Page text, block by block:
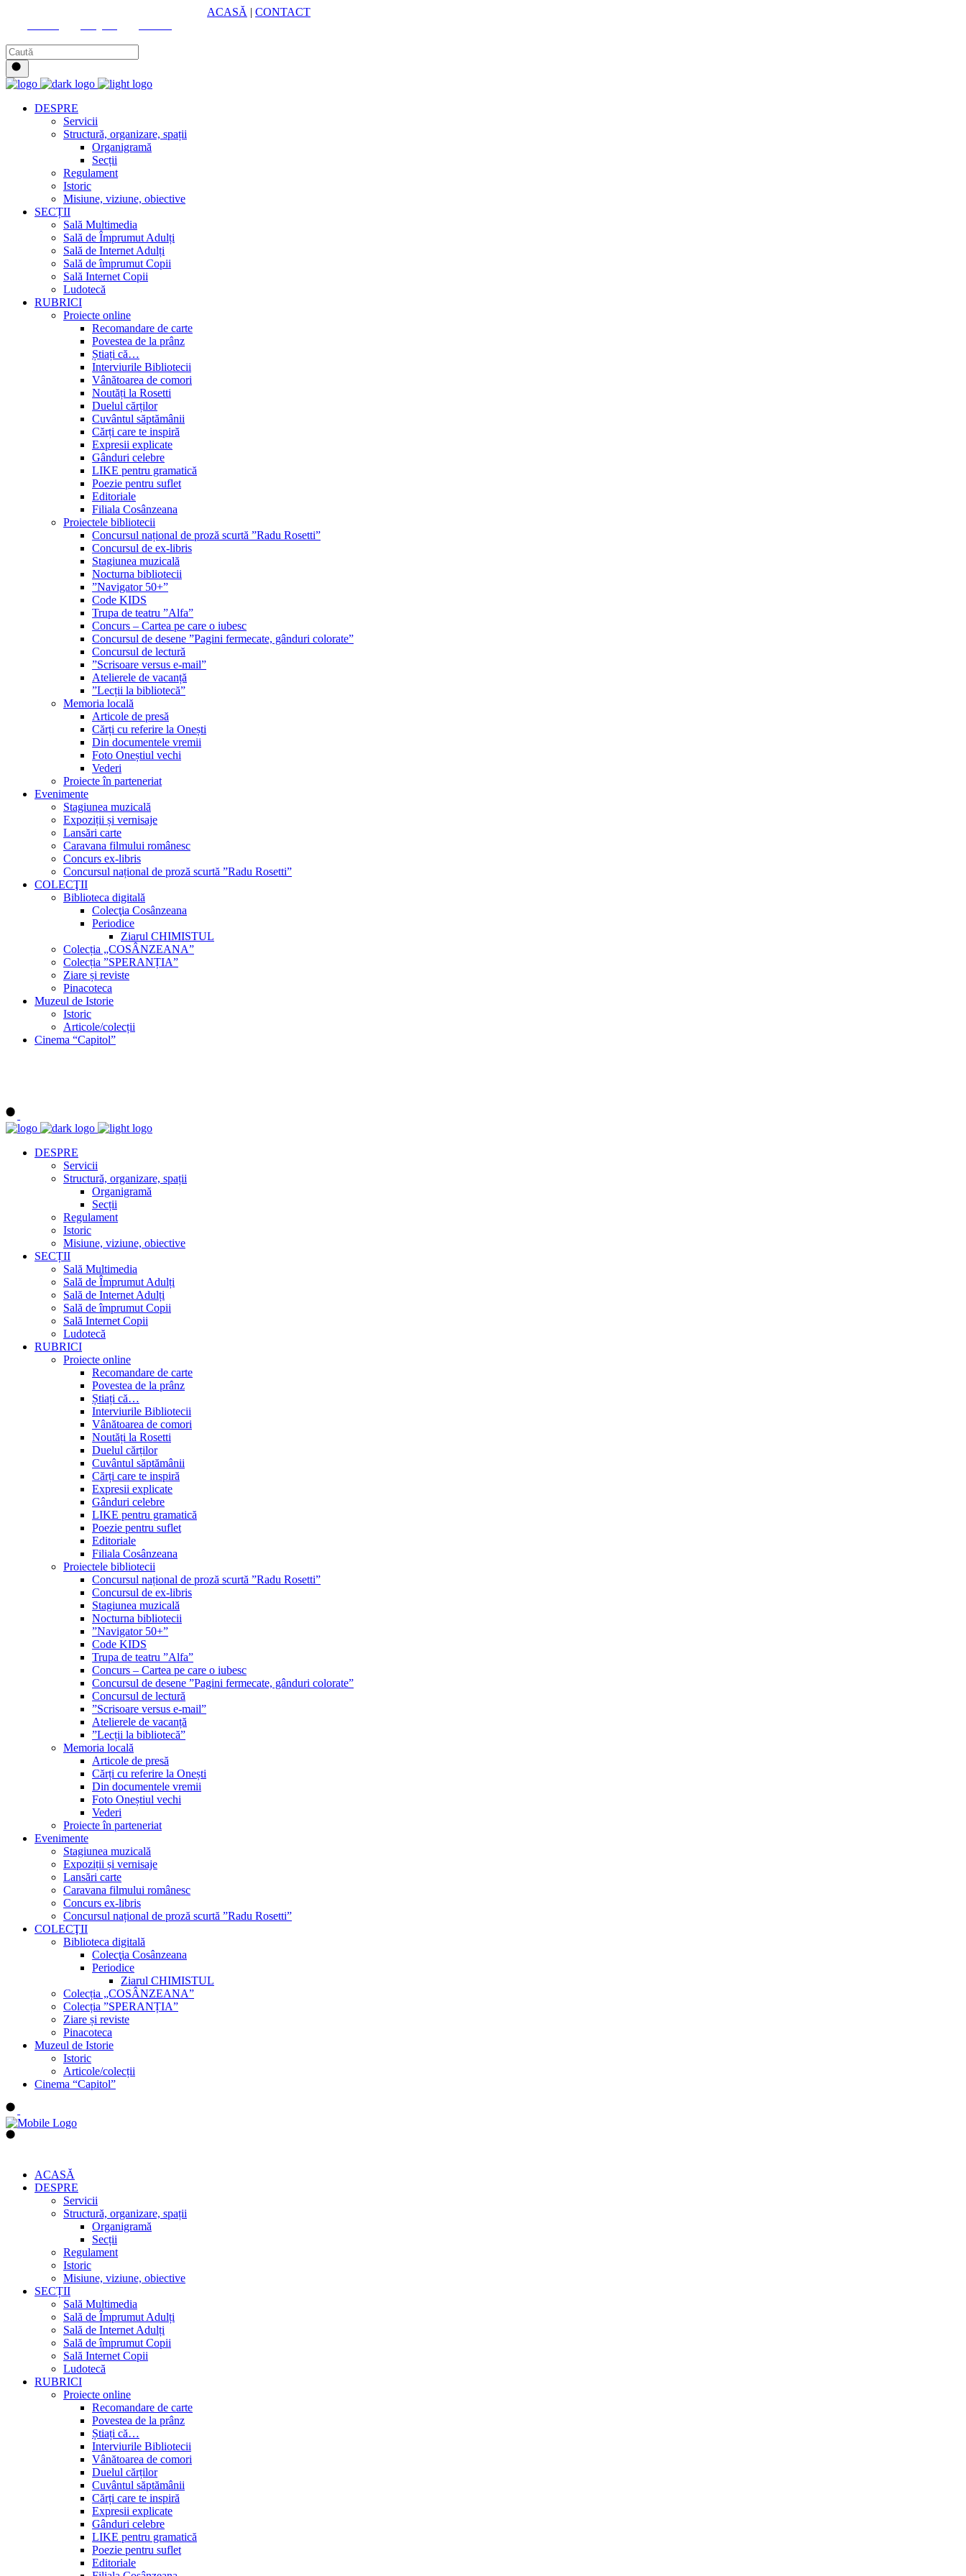
ACASĂ | CONTACT
DESPRE
Servicii
Structură, organizare, spații
Organigramă
Secții
Regulament
Istoric
Misiune, viziune, obiective
SECȚII
Sală Multimedia
Sală de Împrumut Adulți
Sală de Internet Adulți
Sală de împrumut Copii
Sală Internet Copii
Ludotecă
RUBRICI
Proiecte online
Recomandare de carte
Povestea de la prânz
Știați că…
Interviurile Bibliotecii
Vânătoarea de comori
Noutăți la Rosetti
Duelul cărților
Cuvântul săptămânii
Cărți care te inspiră
Expresii explicate
Gânduri celebre
LIKE pentru gramatică
Poezie pentru suflet
Editoriale
Filiala Cosânzeana
Proiectele bibliotecii
Concursul național de proză scurtă ”Radu Rosetti”
Concursul de ex-libris
Stagiunea muzicală
Nocturna bibliotecii
”Navigator 50+”
Code KIDS
Trupa de teatru ”Alfa”
Concurs – Cartea pe care o iubesc
Concursul de desene ”Pagini fermecate, gânduri colorate”
Concursul de lectură
”Scrisoare versus e-mail”
Atelierele de vacanță
”Lecții la bibliotecă”
Memoria locală
Articole de presă
Cărți cu referire la Onești
Din documentele vremii
Foto Oneștiul vechi
Vederi
Proiecte în parteneriat
Evenimente
Stagiunea muzicală
Expoziții și vernisaje
Lansări carte
Caravana filmului românesc
Concurs ex-libris
Concursul național de proză scurtă ”Radu Rosetti”
COLECŢII
Biblioteca digitală
Colecţia Cosânzeana
Periodice
Ziarul CHIMISTUL
Colecția „COSÂNZEANA”
Colecția ”SPERANȚIA”
Ziare și reviste
Pinacoteca
Muzeul de Istorie
Istoric
Articole/colecții
Cinema “Capitol”
DESPRE
Servicii
Structură, organizare, spații
Organigramă
Secții
Regulament
Istoric
Misiune, viziune, obiective
SECȚII
Sală Multimedia
Sală de Împrumut Adulți
Sală de Internet Adulți
Sală de împrumut Copii
Sală Internet Copii
Ludotecă
RUBRICI
Proiecte online
Recomandare de carte
Povestea de la prânz
Știați că…
Interviurile Bibliotecii
Vânătoarea de comori
Noutăți la Rosetti
Duelul cărților
Cuvântul săptămânii
Cărți care te inspiră
Expresii explicate
Gânduri celebre
LIKE pentru gramatică
Poezie pentru suflet
Editoriale
Filiala Cosânzeana
Proiectele bibliotecii
Concursul național de proză scurtă ”Radu Rosetti”
Concursul de ex-libris
Stagiunea muzicală
Nocturna bibliotecii
”Navigator 50+”
Code KIDS
Trupa de teatru ”Alfa”
Concurs – Cartea pe care o iubesc
Concursul de desene ”Pagini fermecate, gânduri colorate”
Concursul de lectură
”Scrisoare versus e-mail”
Atelierele de vacanță
”Lecții la bibliotecă”
Memoria locală
Articole de presă
Cărți cu referire la Onești
Din documentele vremii
Foto Oneștiul vechi
Vederi
Proiecte în parteneriat
Evenimente
Stagiunea muzicală
Expoziții și vernisaje
Lansări carte
Caravana filmului românesc
Concurs ex-libris
Concursul național de proză scurtă ”Radu Rosetti”
COLECŢII
Biblioteca digitală
Colecţia Cosânzeana
Periodice
Ziarul CHIMISTUL
Colecția „COSÂNZEANA”
Colecția ”SPERANȚIA”
Ziare și reviste
Pinacoteca
Muzeul de Istorie
Istoric
Articole/colecții
Cinema “Capitol”
ACASĂ
DESPRE
Servicii
Structură, organizare, spații
Organigramă
Secții
Regulament
Istoric
Misiune, viziune, obiective
SECȚII
Sală Multimedia
Sală de Împrumut Adulți
Sală de Internet Adulți
Sală de împrumut Copii
Sală Internet Copii
Ludotecă
RUBRICI
Proiecte online
Recomandare de carte
Povestea de la prânz
Știați că…
Interviurile Bibliotecii
Vânătoarea de comori
Duelul cărților
Cuvântul săptămânii
Cărți care te inspiră
Expresii explicate
Gânduri celebre
LIKE pentru gramatică
Poezie pentru suflet
Editoriale